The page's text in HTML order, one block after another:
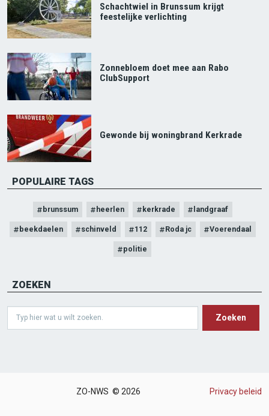
Schachtwiel in Brunssum krijgt
feestelijke verlichting
Zonnebloem doet mee aan Rabo
ClubSupport
Gewonde bij woningbrand Kerkrade
POPULAIRE TAGS
brunssum heerlen kerkrade landgraaf
beekdaelen schinveld 112 Roda jc Voerendaal
politie
ZOEKEN
ZO-NWS © 2026 Privacy beleid